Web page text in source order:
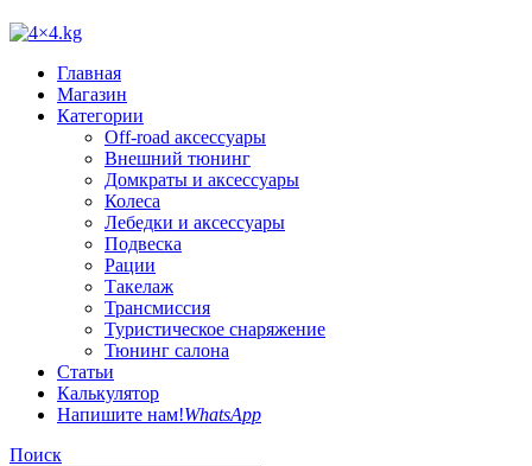
Главная
Магазин
Категории
Off-road аксессуары
Внешний тюнинг
Домкраты и аксессуары
Колеса
Лебедки и аксессуары
Подвеска
Рации
Такелаж
Трансмиссия
Туристическое снаряжение
Тюнинг салона
Статьи
Калькулятор
Напишите нам!WhatsApp
Поиск